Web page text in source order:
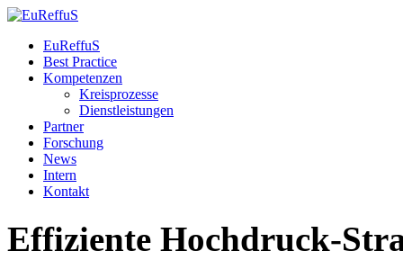
EuReffuS
Best Practice
Kompetenzen
Kreisprozesse
Dienstleistungen
Partner
Forschung
News
Intern
Kontakt
Effiziente Hochdruck-